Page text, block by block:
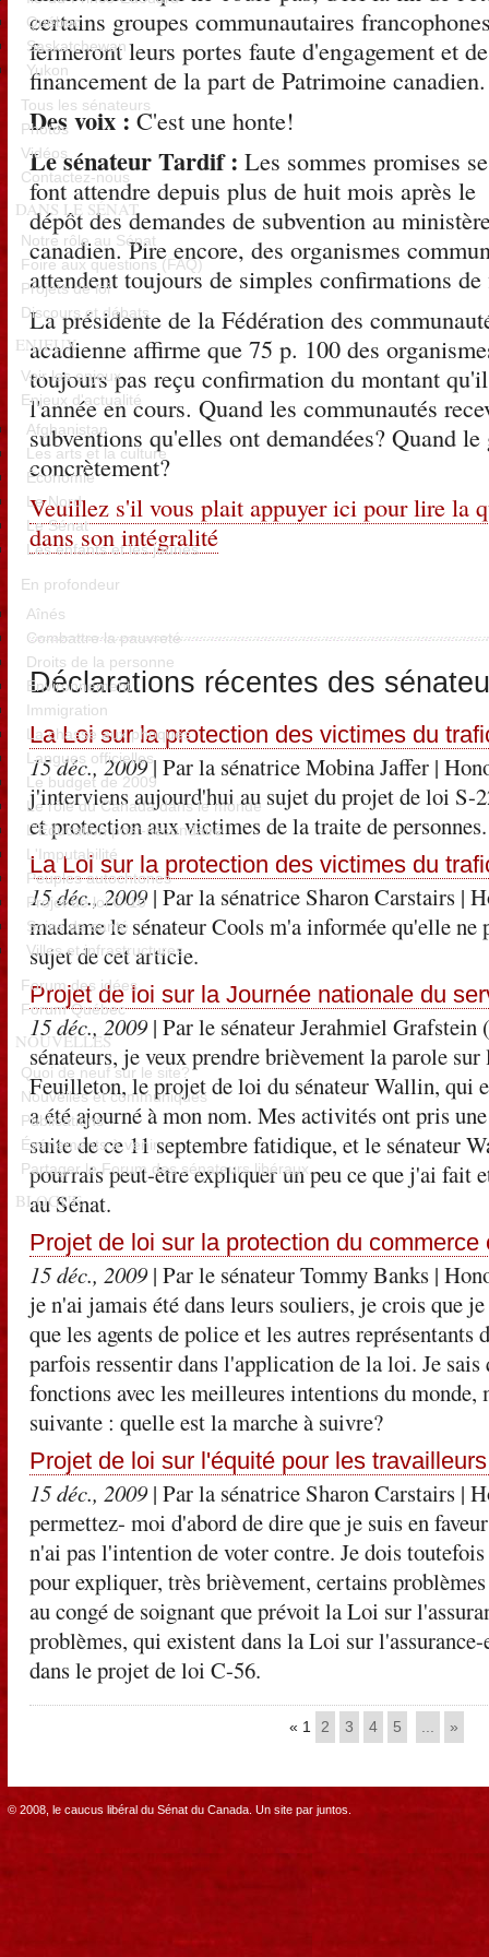
Québec
Saskatchewan
Yukon
Tous les sénateurs
Photos
Vidéos
Contactez-nous
DANS LE SÉNAT
Notre rôle au Sénat
Foire aux questions (FAQ)
Projets de loi
Discours et débats
ENJEUX
Voir les enjeux
Enjeux d'actualité
Afghanistan
Les arts et la culture
Économie
Le Nord
Le Sénat
Les enfants et les jeunes
En profondeur
Aînés
Combattre la pauvreté
Droits de la personne
Environnement
Immigration
La chasse aux phoques
Langues officielles
Le budget de 2009
Le rôle du Canada dans le monde
L'Éducation post-secondaire
L'Imputabilité
Peuples autochtones
Projet de loi C-10
Soins de santé
Villes et infrastructures
Forum des idées
Forum Québec
NOUVELLES
Quoi de neuf sur le site?
Nouvelles et communiqués
Publications
Événements à venir
Partager le Forum des sénateurs libéraux
BLOGUE
certains groupes communautaires
fermeront leurs portes faute d'engagement et de
financement de la part de Patrimoine canadien.
Des voix :C'est une honte!
Le sénateur Tardif : Les sommes promises se
font attendre depuis plus de huit mois après le
dépôt des demandes de subvention au
canadien. Pire encore, des organismes
attendent toujours de simples confirmations
La présidente de la Fédération des
acadienne affirme que 75 p. 100 des
toujours pas reçu confirmation du montant
l'année en cours. Quand les communautés
subventions qu'elles ont demandées? Quand
concrètement?
Veuillez s'il vous plait appuyer ici pour lire la
dans son intégralité
Déclarations récentes des
La Loi sur la protection des victimes du
15 déc., 2009| Par la sénatrice Mobina Jaffer |
j'interviens aujourd'hui au sujet du projet de loi S-
et protection aux victimes de la traite de personnes.
La Loi sur la protection des victimes du
15 déc., 2009| Par la sénatrice Sharon Carstairs |
madame le sénateur Cools m'a informée qu'elle ne
sujet de cet article.
Projet de loi sur la Journée nationale du
15 déc., 2009| Par le sénateur Jerahmiel Grafstein
sénateurs, je veux prendre brièvement la parole
Feuilleton, le projet de loi du sénateur Wallin, qui
a été ajourné à mon nom. Mes activités ont pris
suite de ce 11 septembre fatidique, et le sénateur
pourrais peut-être expliquer un peu ce que j'ai fait
au Sénat.
Projet de loi sur la protection du commerce
15 déc., 2009| Par le sénateur Tommy Banks |
je n'ai jamais été dans leurs souliers, je crois que
que les agents de police et les autres représentants
parfois ressentir dans l'application de la loi. Je
fonctions avec les meilleures intentions du monde,
suivante : quelle est la marche à suivre?
Projet de loi sur l'équité pour les
15 déc., 2009| Par la sénatrice Sharon Carstairs |
permettez- moi d'abord de dire que je suis en
n'ai pas l'intention de voter contre. Je dois
pour expliquer, très brièvement, certains
au congé de soignant que prévoit la Loi sur
problèmes, qui existent dans la Loi sur
dans le projet de loi C-56.
« 1 2 3 4 5 »
© 2008, le caucus libéral du Sénat du Canada. Un site par juntos